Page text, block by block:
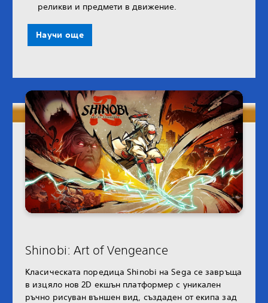
реликви и предмети в движение.
Научи още
Shinobi: Art of Vengeance
Класическата поредица Shinobi на Sega се завръща
в изцяло нов 2D екшън платформер с уникален
ръчно рисуван външен вид, създаден от екипа зад